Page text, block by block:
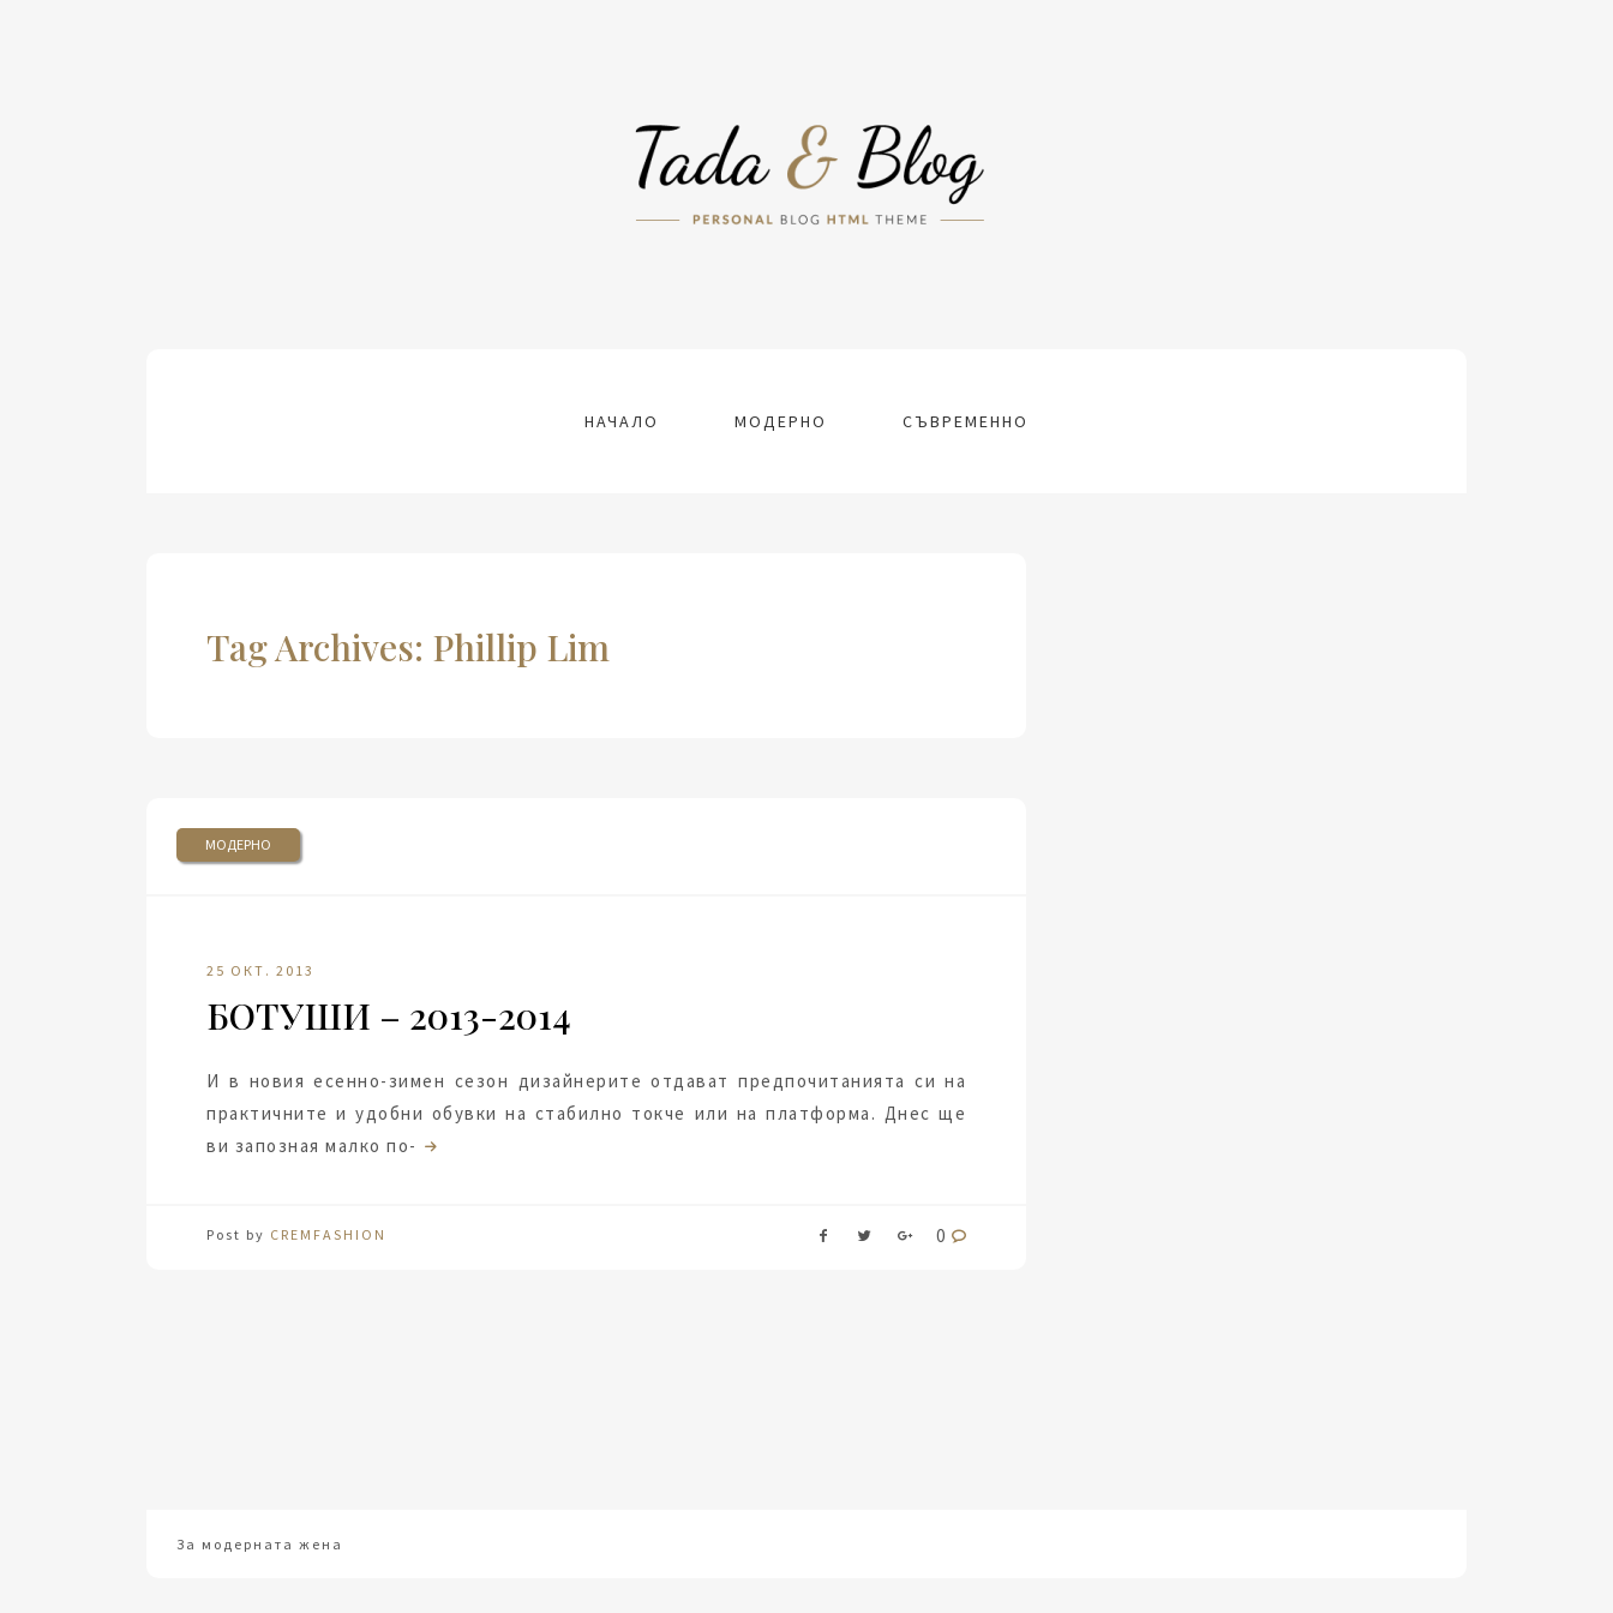
НАЧАЛО МОДЕРНО СЪВРЕМЕННО
Tag Archives: Phillip Lim
МОДЕРНО
25 ОКТ. 2013
БОТУШИ – 2013-2014
И в новия есенно-зимен сезон дизайнерите отдават предпочитанията си на
практичните и удобни обувки на стабилно токче или на платформа. Днес ще
ви запозная малко по-
Post by CREMFASHION 0
За модерната жена